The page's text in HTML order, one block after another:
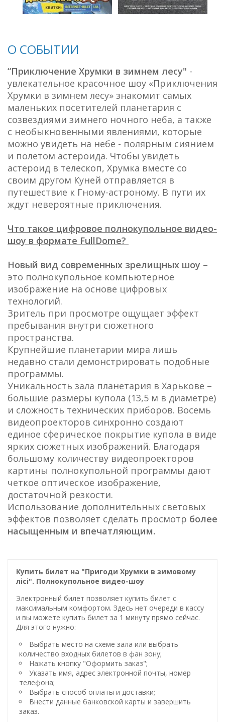
О СОБЫТИИ
“Приключение Хрумки в зимнем лесу" -
увлекательное красочное шоу «Приключения
Хрумки в зимнем лесу» знакомит самых
маленьких посетителей планетария с
созвездиями зимнего ночного неба, а также
с необыкновенными явлениями, которые
можно увидеть на небе - полярным сиянием
и полетом астероида. Чтобы увидеть
астероид в телескоп, Хрумка вместе со
своим другом Куней отправляется в
путешествие к Гному-астроному. В пути их
ждут невероятные приключения.
Что такое цифровое полнокупольное видео-
шоу в формате FullDome?
Новый вид современных зрелищных шоу –
это полнокупольное компьютерное
изображение на основе цифровых
технологий.
Зритель при просмотре ощущает эффект
пребывания внутри сюжетного
пространства.
Крупнейшие планетарии мира лишь
недавно стали демонстрировать подобные
программы.
Уникальность зала планетария в Харькове –
большие размеры купола (13,5 м в диаметре)
и сложность технических приборов. Восемь
видеопроекторов синхронно создают
единое сферическое покрытие купола в виде
ярких сюжетных изображений. Благодаря
большому количеству видеопроекторов
картины полнокупольной программы дают
четкое оптическое изображение,
достаточной резкости.
Использование дополнительных световых
эффектов позволяет сделать просмотр более
насыщенным и впечатляющим.
Купить билет на "Пригоди Хрумки в зимовому
лісі". Полнокупольное видео-шоу
Электронный билет позволяет купить билет с
максимальным комфортом. Здесь нет очереди в кассу
и вы можете купить билет за 1 минуту прямо сейчас.
Для этого нужно:
Выбрать место на схеме зала или выбрать
количество входных билетов в фан зону;
Нажать кнопку "Оформить заказ";
Указать имя, адрес электронной почты, номер
телефона;
Выбрать способ оплаты и доставки;
Внести данные банковской карты и завершить
заказ.